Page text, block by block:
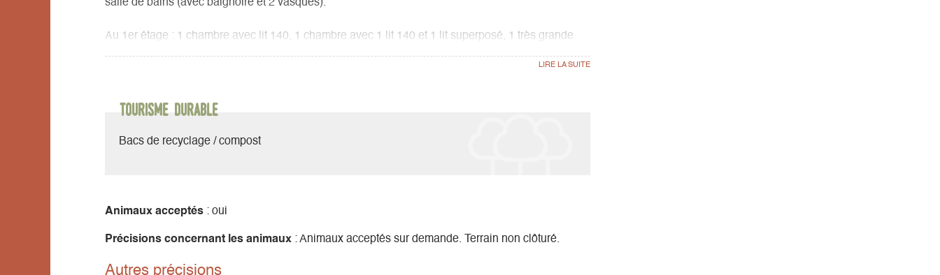
salle de bains (avec baignoire et 2 vasques).
Au 1er étage : 1 chambre avec lit 140, 1 chambre avec 1 lit 140 et 1 lit superposé, 1 très grande
torchons et produits ménagers
DVD à disposition
Bois fourni pour la cheminée.
Tourisme durable
Bacs de recyclage / compost
Animaux acceptés : oui
Précisions concernant les animaux : Animaux acceptés sur demande. Terrain non clôturé.
Autres précisions